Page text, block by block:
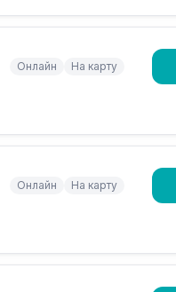
Онлайн На карту
Онлайн На карту